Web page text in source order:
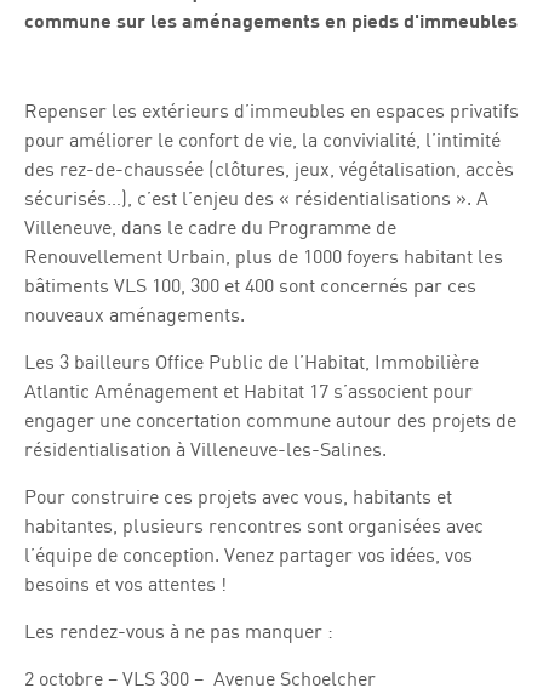
commune sur les aménagements en pieds d'immeubles
Repenser les extérieurs d’immeubles en espaces privatifs
pour améliorer le confort de vie, la convivialité, l’intimité
des rez-de-chaussée (clôtures, jeux, végétalisation, accès
sécurisés…), c’est l’enjeu des « résidentialisations ». A
Villeneuve, dans le cadre du Programme de
Renouvellement Urbain, plus de 1000 foyers habitant les
bâtiments VLS 100, 300 et 400 sont concernés par ces
nouveaux aménagements.
Les 3 bailleurs Office Public de l’Habitat, Immobilière
Atlantic Aménagement et Habitat 17 s’associent pour
engager une concertation commune autour des projets de
résidentialisation à Villeneuve-les-Salines.
Pour construire ces projets avec vous, habitants et
habitantes, plusieurs rencontres sont organisées avec
l’équipe de conception. Venez partager vos idées, vos
besoins et vos attentes !
Les rendez-vous à ne pas manquer :
2 octobre – VLS 300 – Avenue Schoelcher